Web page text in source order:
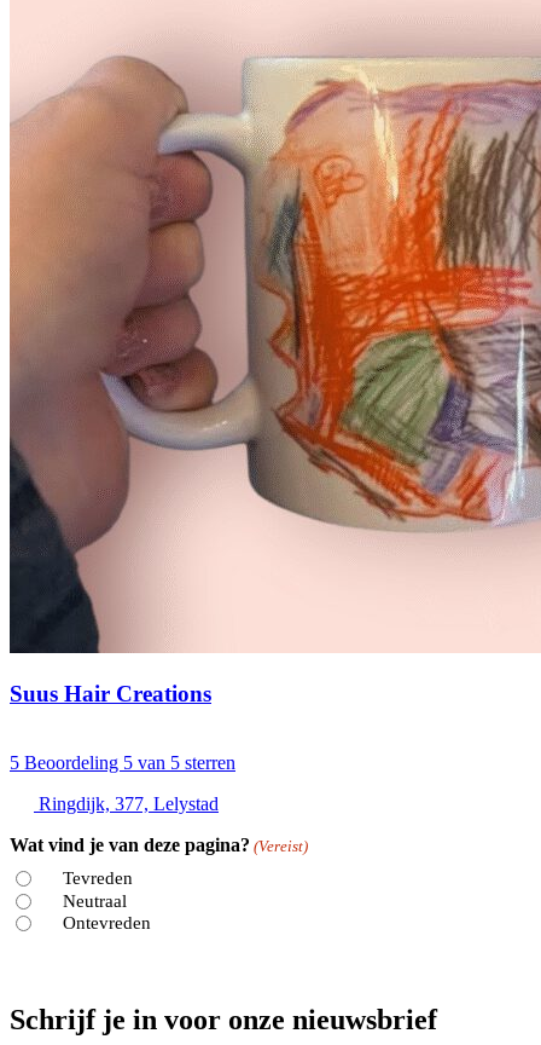
Suus Hair Creations
5 Beoordeling 5 van 5 sterren
Ringdijk, 377, Lelystad
Wat vind je van deze pagina? (Vereist)
Tevreden
Neutraal
Ontevreden
Schrijf je in voor onze nieuwsbrief